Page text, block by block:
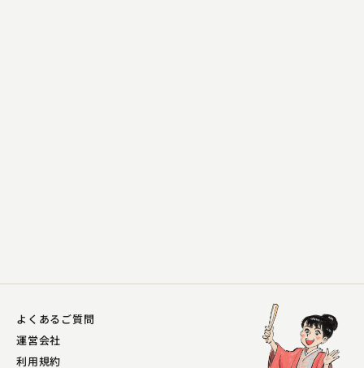
よくあるご質問
運営会社
利用規約